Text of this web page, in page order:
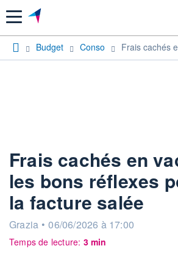
Menu
Budget Conso Frais cachés
Frais cachés en
les bons réflexes
la facture salée
information fournie par
Grazia • 06/06/2026 à 17:00
Temps de lecture: 3 min